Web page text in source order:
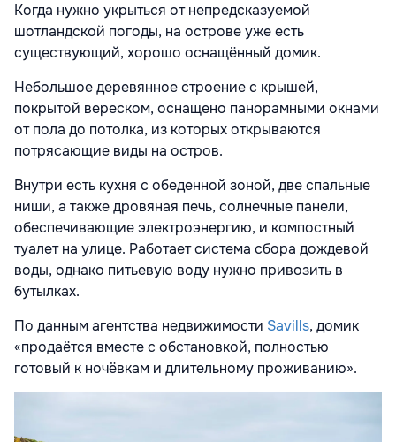
Когда нужно укрыться от непредсказуемой
шотландской погоды, на острове уже есть
существующий, хорошо оснащённый домик.
Небольшое деревянное строение с крышей,
покрытой вереском, оснащено панорамными окнами
от пола до потолка, из которых открываются
потрясающие виды на остров.
Внутри есть кухня с обеденной зоной, две спальные
ниши, а также дровяная печь, солнечные панели,
обеспечивающие электроэнергию, и компостный
туалет на улице. Работает система сбора дождевой
воды, однако питьевую воду нужно привозить в
бутылках.
По данным агентства недвижимости Savills, домик
«продаётся вместе с обстановкой, полностью
готовый к ночёвкам и длительному проживанию».